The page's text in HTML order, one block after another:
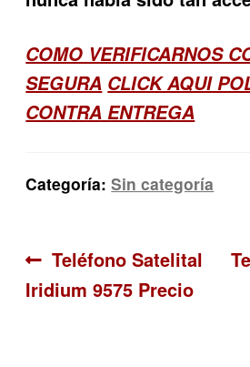
COMO VERIFICARNOS
SEGURA CLICK AQUI
CONTRA ENTREGA
Categoría:Sin categoría
Navegación
de
Anterior:
Teléfono Satelital
Iridium 9575 Precio